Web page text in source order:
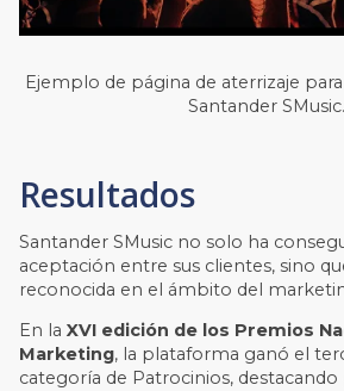
Ejemplo de página de aterrizaje
Santander SMusic.
Resultados
Santander SMusic no solo ha
aceptación entre sus clientes, sino
reconocida en el ámbito del
En laXVI edición de los Premios
Marketing, la plataforma ganó el
categoría de Patrocinios, destacando